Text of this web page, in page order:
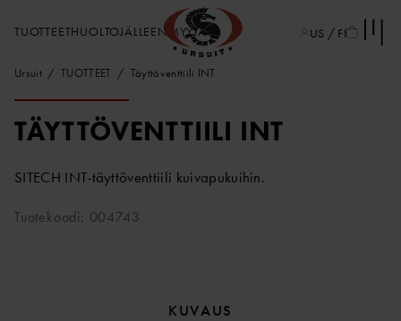
TUOTTEETHUOLTOJÄLLEENMYYJÄT US / FI
Ursuit TUOTTEET Täyttöventtiili INT
TÄYTTÖVENTTIILI INT
SITECH INT-täyttöventtiili kuivapukuihin.
Tuotekoodi: 004743
KUVAUS